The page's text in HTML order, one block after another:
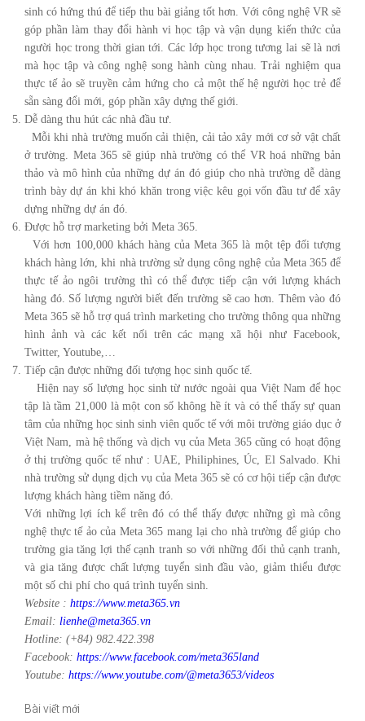
sinh có hứng thú để tiếp thu bài giảng tốt hơn. Với công nghệ VR sẽ
góp phần làm thay đổi hành vi học tập và vận dụng kiến thức của
người học trong thời gian tới. Các lớp học trong tương lai sẽ là nơi
mà học tập và công nghệ song hành cùng nhau. Trải nghiệm qua
thực tế ảo sẽ truyền cảm hứng cho cả một thế hệ người học trẻ để
sẵn sàng đổi mới, góp phần xây dựng thế giới.
Dễ dàng thu hút các nhà đầu tư.
Mỗi khi nhà trường muốn cải thiện, cải tảo xây mới cơ sở vật chất
ở trường. Meta 365 sẽ giúp nhà trường có thể VR hoá những bản
thảo và mô hình của những dự án đó giúp cho nhà trường dễ dàng
trình bày dự án khi khó khăn trong việc kêu gọi vốn đầu tư để xây
dựng những dự án đó.
Được hỗ trợ marketing bởi Meta 365.
Với hơn 100,000 khách hàng của Meta 365 là một tệp đối tượng
khách hàng lớn, khi nhà trường sử dụng công nghệ của Meta 365 để
thực tế ảo ngôi trường thì có thể được tiếp cận với lượng khách
hàng đó. Số lượng người biết đến trường sẽ cao hơn. Thêm vào đó
Meta 365 sẽ hỗ trợ quá trình marketing cho trường thông qua những
hình ảnh và các kết nối trên các mạng xã hội như Facebook,
Twitter, Youtube,…
Tiếp cận được những đối tượng học sinh quốc tế.
Hiện nay số lượng học sinh từ nước ngoài qua Việt Nam để học
tập là tầm 21,000 là một con số không hề ít và có thể thấy sự quan
tâm của những học sinh sinh viên quốc tế với môi trường giáo dục ở
Việt Nam, mà hệ thống và dịch vụ của Meta 365 cũng có hoạt động
ở thị trường quốc tế như : UAE, Philiphines, Úc, El Salvado. Khi
nhà trường sử dụng dịch vụ của Meta 365 sẽ có cơ hội tiếp cận được
lượng khách hàng tiềm năng đó.
Với những lợi ích kể trên đó có thể thấy được những gì mà công
nghệ thực tế ảo của Meta 365 mang lại cho nhà trường để giúp cho
trường gia tăng lợi thế cạnh tranh so với những đối thủ cạnh tranh,
và gia tăng được chất lượng tuyển sinh đầu vào, giảm thiểu được
một số chi phí cho quá trình tuyển sinh.
Website : https://www.meta365.vn
Email: lienhe@meta365.vn
Hotline: (+84) 982.422.398
Facebook: https://www.facebook.com/meta365land
Youtube: https://www.youtube.com/@meta3653/videos
Bài viết mới